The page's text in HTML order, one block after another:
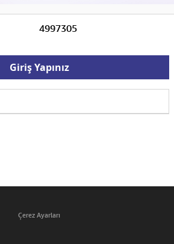
4997305
Giriş Yapınız
Çerez Ayarları